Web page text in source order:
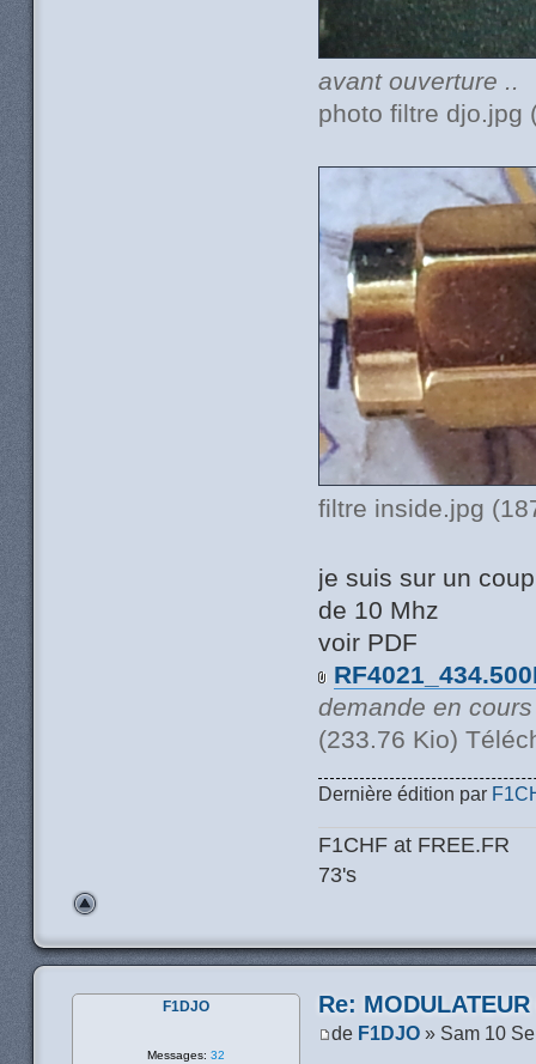
avant ouverture ..
photo filtre djo.jpg
filtre inside.jpg
je suis sur un
de 10 Mhz
voir PDF
demande en
(233.76 Kio)
Dernière édition par
F1CHF at FREE.FR
73's
Re:
de F1DJO » Sam 10
F1DJO
Messages: 32